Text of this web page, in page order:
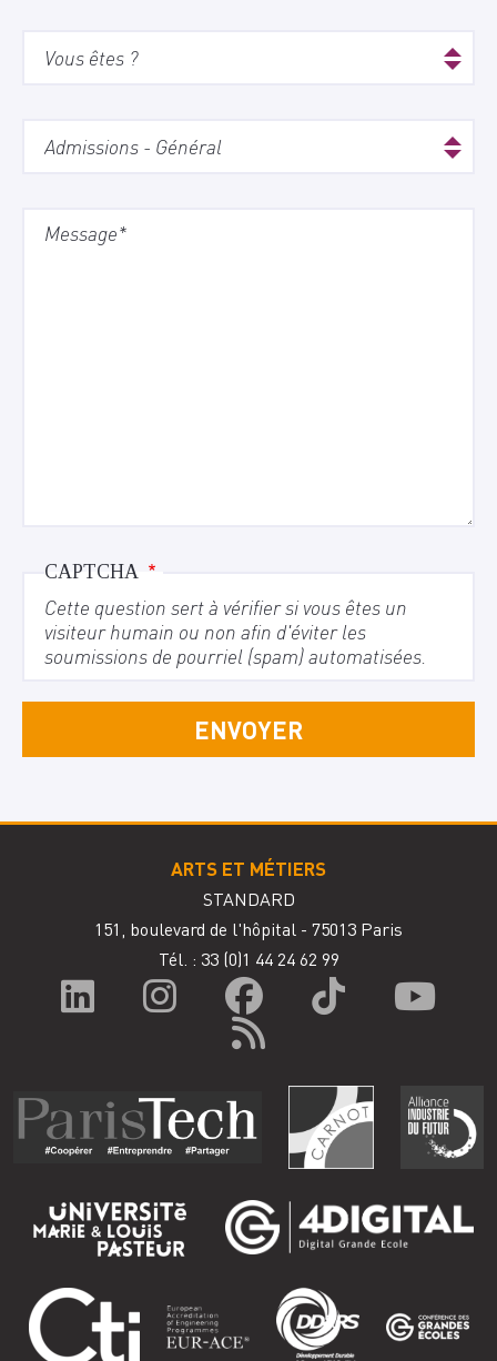
CAPTCHA
Cette question sert à vérifier si vous êtes un
visiteur humain ou non afin d'éviter les
soumissions de pourriel (spam) automatisées.
ARTS ET MÉTIERS
STANDARD
151, boulevard de l'hôpital - 75013 Paris
Tél. : 33 (0)1 44 24 62 99